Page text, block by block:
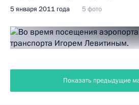
5 января 2011 года 5 фото
Показать предыдущие